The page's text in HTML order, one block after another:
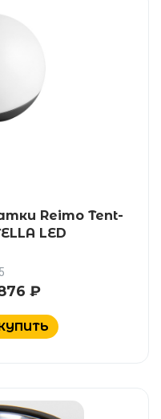
Reimo Tent-
LED
₽